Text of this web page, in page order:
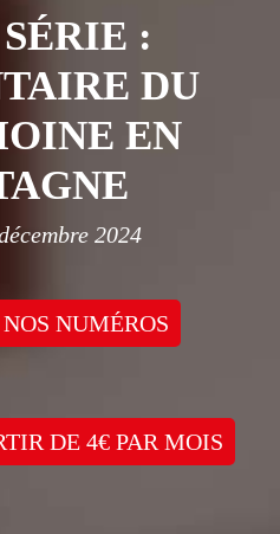
:
DU
EN
2024
NUMÉROS
DE 4€ PAR MOIS